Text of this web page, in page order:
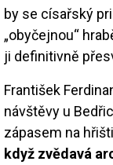
by se císařský
„obyčejnou“
ji definitivně
František
návštěvy u
zápasem na
když zvědavá